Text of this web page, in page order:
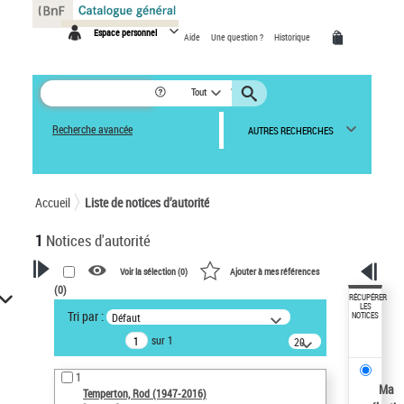
Espace personnel Aide Une question ? Historique
Tout
Recherche avancée AUTRES RECHERCHES
Accueil Liste de notices d’autorité
1 Notices d'autorité
VOTRE RECHERCHE
Recherche avancée dans les
notices d’autorité
Œuvres liées à l'auteur :
Temperton, Rod (1947-2016)
Voir la sélection (0) Ajouter à mes références
(0)
Tri par : Défaut
sur 1
20
résultats/page
1
Temperton, Rod (1947-2016)
RÉCUPÉRER
LES
NOTICES
Ma
Panneau de gestion des cookies